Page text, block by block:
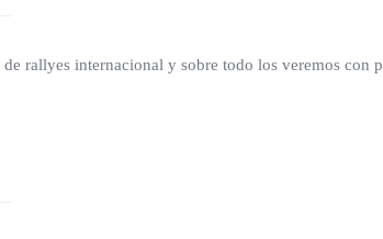
rallyes internacional y sobre todo los veremos con